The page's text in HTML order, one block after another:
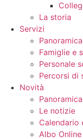
La storia
Servizi
Panoramica
Famiglie e
Personale
Percorsi di
Novità
Panoramica
Le notizie
Calendario
Albo Online